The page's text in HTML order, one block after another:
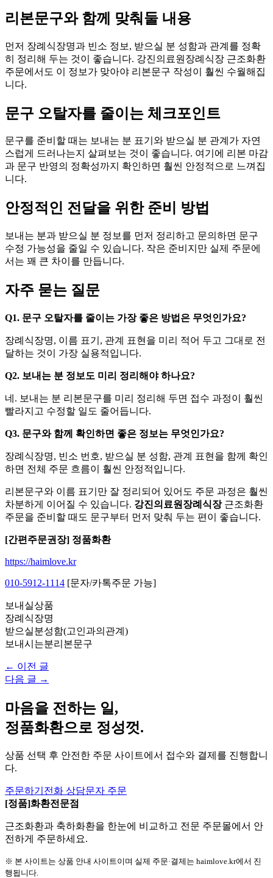
리본문구와 함께 맞춰둘 내용
먼저 장례식장명과 빈소 정보, 받으실 분 성함과 관계를 정확
히 정리해 두는 것이 좋습니다. 강진의료원장례식장 근조화환
주문에서도 이 정보가 맞아야 리본문구 작성이 훨씬 수월해집
니다.
문구 오탈자를 줄이는 체크포인트
문구를 준비할 때는 보내는 분 표기와 받으실 분 관계가 자연
스럽게 드러나는지 살펴보는 것이 좋습니다. 여기에 리본 마감
과 문구 반영의 정확성까지 확인하면 훨씬 안정적으로 느껴집
니다.
안정적인 전달을 위한 준비 방법
보내는 분과 받으실 분 정보를 먼저 정리하고 문의하면 문구
수정 가능성을 줄일 수 있습니다. 작은 준비지만 실제 주문에
서는 꽤 큰 차이를 만듭니다.
자주 묻는 질문
Q1. 문구 오탈자를 줄이는 가장 좋은 방법은 무엇인가요?
장례식장명, 이름 표기, 관계 표현을 미리 적어 두고 그대로 전
달하는 것이 가장 실용적입니다.
Q2. 보내는 분 정보도 미리 정리해야 하나요?
네. 보내는 분 리본문구를 미리 정리해 두면 접수 과정이 훨씬
빨라지고 수정할 일도 줄어듭니다.
Q3. 문구와 함께 확인하면 좋은 정보는 무엇인가요?
장례식장명, 빈소 번호, 받으실 분 성함, 관계 표현을 함께 확인
하면 전체 주문 흐름이 훨씬 안정적입니다.
리본문구와 이름 표기만 잘 정리되어 있어도 주문 과정은 훨씬
차분하게 이어질 수 있습니다. 강진의료원장례식장근조화환
주문을 준비할 때도 문구부터 먼저 맞춰 두는 편이 좋습니다.
[간편주문권장] 정품화환
https://haimlove.kr
010-5912-1114 [문자/카톡주문 가능]
보내실상품
장례식장명
받으실분성함(고인과의관계)
보내시는분리본문구
← 이전 글
다음 글 →
마음을 전하는 일,
정품화환으로 정성껏.
상품 선택 후 안전한 주문 사이트에서 접수와 결제를 진행합니
다.
주문하기 전화 상담문자 주문
[정품]화환전문점
근조화환과 축하화환을 한눈에 비교하고 전문 주문몰에서 안
전하게 주문하세요.
※ 본 사이트는 상품 안내 사이트이며 실제 주문·결제는 haimlove.kr에서 진
행됩니다.